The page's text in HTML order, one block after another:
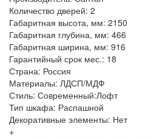
Количество дверей: 2
Габаритная высота, мм: 2150
Габаритная глубина, мм: 466
Габаритная ширина, мм: 916
Гарантийный срок мес.: 18
Страна: Россия
Материалы: ЛДСП/МДФ
Стиль: Современный:Лофт
Тип шкафа: Распашной
Декоративные элементы: Нет
+